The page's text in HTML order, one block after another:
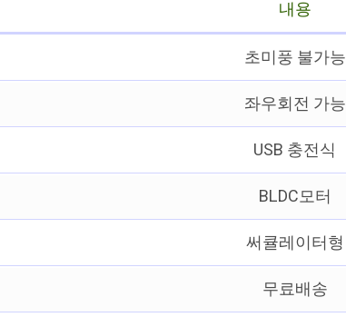
내용
초미풍 불가능
좌우회전 가능
USB 충전식
BLDC모터
써큘레이터형
무료배송